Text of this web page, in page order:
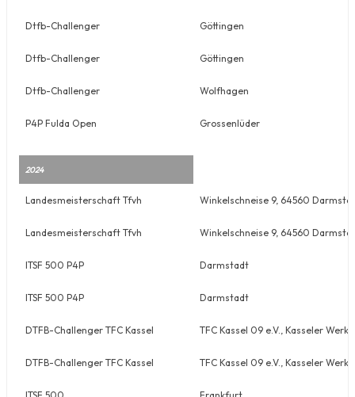
Dtfb-Challenger Göttingen
Dtfb-Challenger Göttingen
Dtfb-Challenger Wolfhagen
P4P Fulda Open Grossenlüder
2024
Landesmeisterschaft Tfvh Winkelschneise 9, 64560
Landesmeisterschaft Tfvh Winkelschneise 9, 64560
ITSF 500 P4P Darmstadt
ITSF 500 P4P Darmstadt
DTFB-Challenger TFC Kassel TFC Kassel 09 e.V., Kasseler
DTFB-Challenger TFC Kassel TFC Kassel 09 e.V., Kasseler